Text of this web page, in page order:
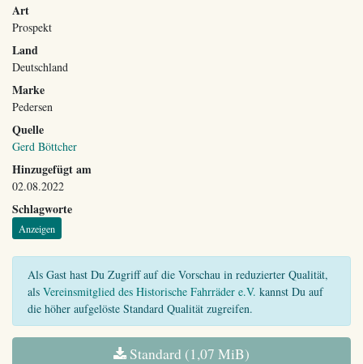
Art
Prospekt
Land
Deutschland
Marke
Pedersen
Quelle
Gerd Böttcher
Hinzugefügt am
02.08.2022
Schlagworte
Anzeigen
Als Gast hast Du Zugriff auf die Vorschau in reduzierter Qualität,
als Vereinsmitglied des Historische Fahrräder e.V. kannst Du auf
die höher aufgelöste Standard Qualität zugreifen.
Standard (1,07 MiB)